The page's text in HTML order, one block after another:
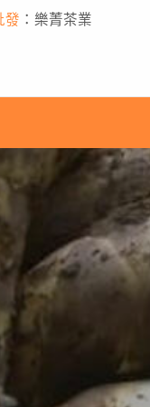
發 ：樂菁茶業